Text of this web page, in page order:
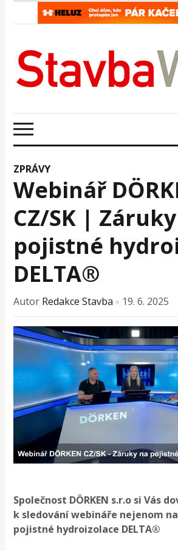
ZPRÁVY
Webinář
CZ/SK |
pojistné
DELTA®
Autor Redakce Stavba × 19. 6. 2025
Společnost DÖRKEN s.r.o si Vás
k sledování webináře nejenom
pojistné hydroizolace DELTA®